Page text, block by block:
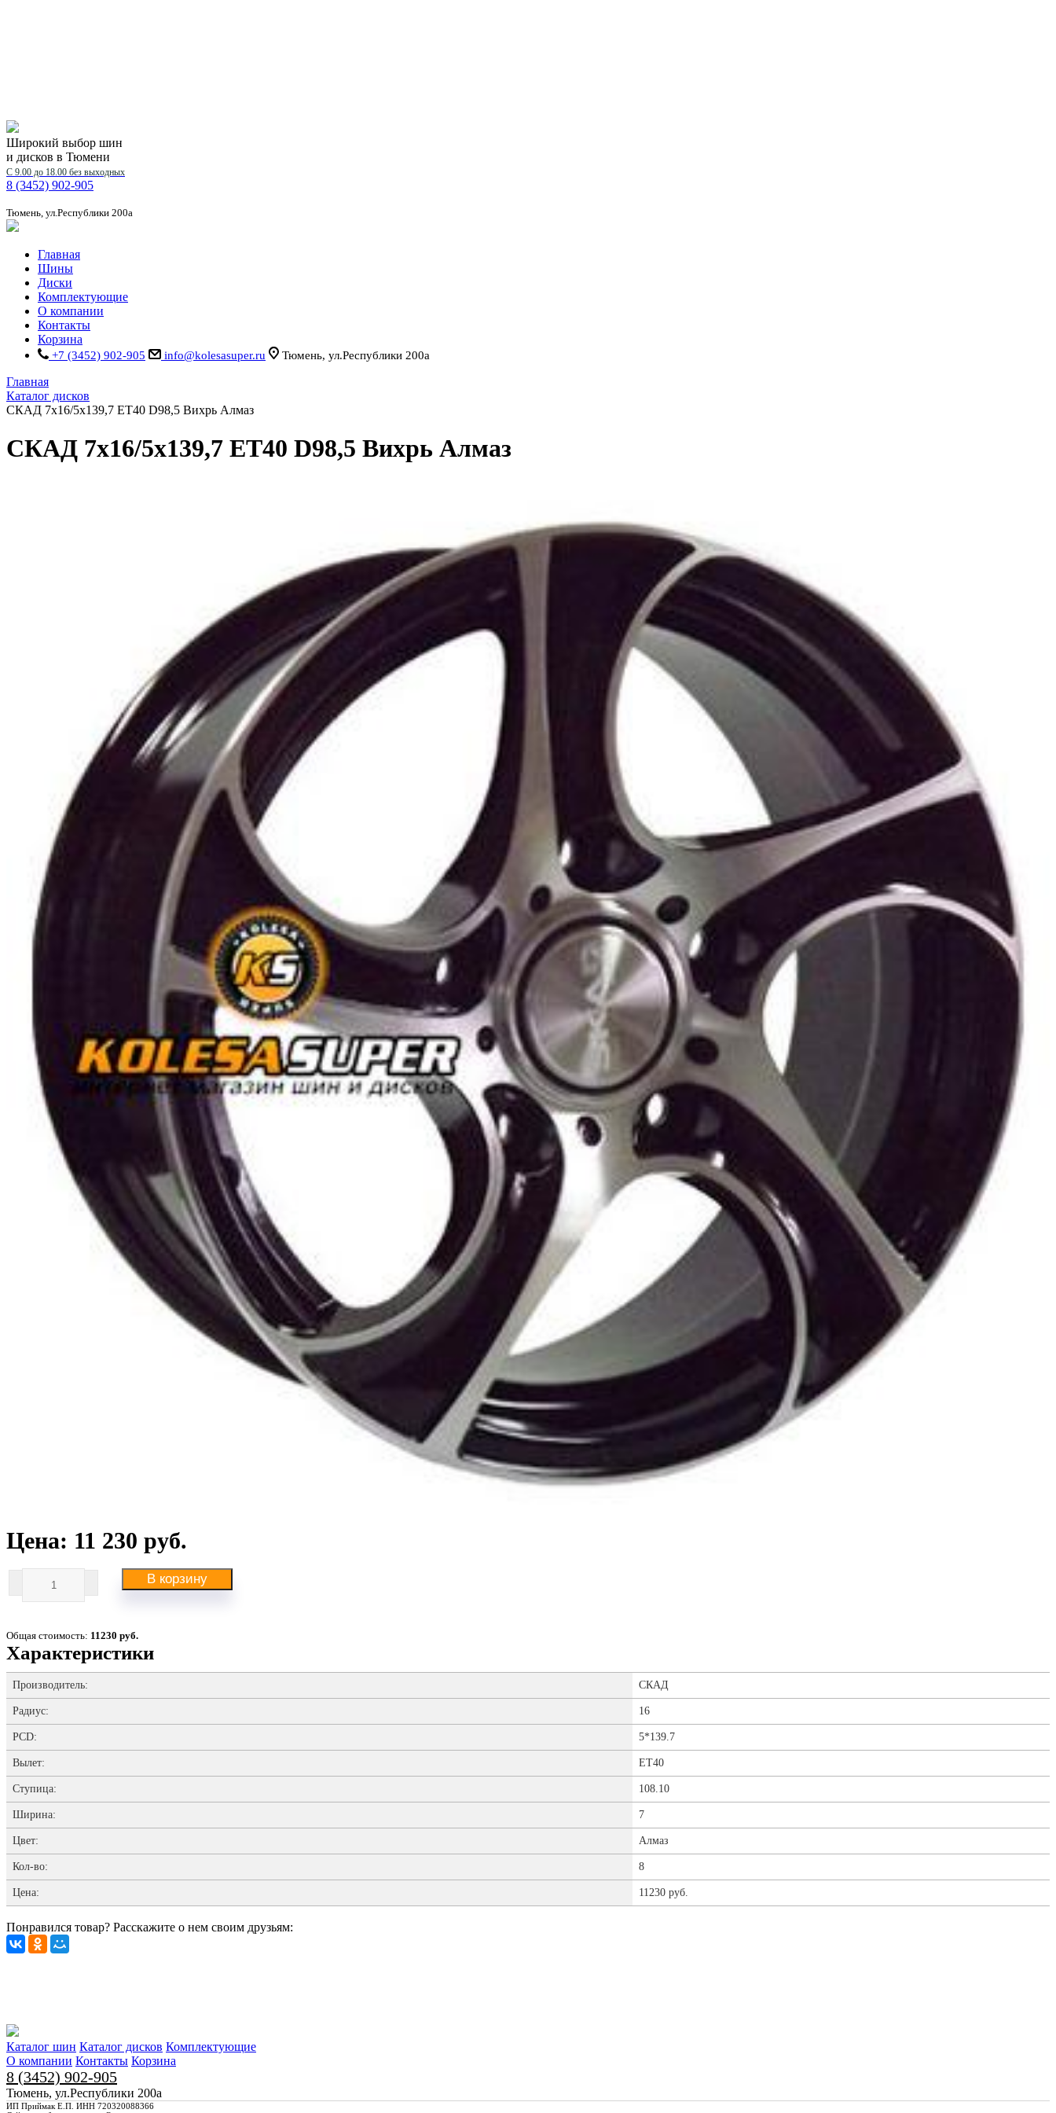
Широкий выбор шин
и дисков в Тюмени
С 9.00 до 18.00 без выходных
8 (3452) 902-905
Тюмень, ул.Республики 200а
Главная
Шины
Диски
Комплектующие
О компании
Контакты
Корзина
+7 (3452) 902-905 info@kolesasuper.ru Тюмень, ул.Республики 200а
Главная
Каталог дисков
СКАД 7x16/5x139,7 ET40 D98,5 Вихрь Алмаз
СКАД 7x16/5x139,7 ET40 D98,5 Вихрь Алмаз
Цена: 11 230 руб.
В корзину
Общая стоимость: 11230 руб.
Характеристики
Производитель: СКАД
Радиус: 16
PCD: 5*139.7
Вылет: ET40
Ступица: 108.10
Ширина: 7
Цвет: Алмаз
Кол-во: 8
Цена: 11230 руб.
Понравился товар? Расскажите о нем своим друзьям:
Каталог шин Каталог дисков Комплектующие
О компании Контакты Корзина
8 (3452) 902-905
Тюмень, ул.Республики 200а
ИП Приймак Е.П. ИНН 720320088366